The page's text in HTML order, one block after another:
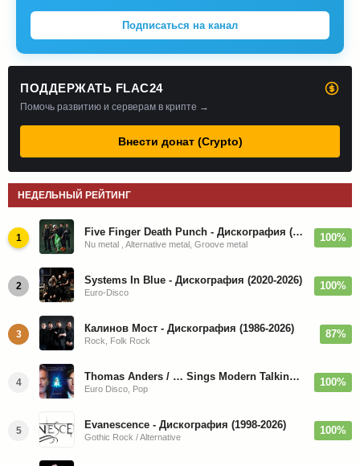
Подписаться на канал
ПОДДЕРЖАТЬ FLAC24
Помочь развитию и серверам в крипте →
Внести донат (Crypto)
НЕДЕЛЬНЫЙ РЕЙТИНГ
1 Five Finger Death Punch - Дискография (2008-2026)
Nu metal , Alternative metal, Groove metal
100%
2 Systems In Blue - Дискография (2020-2026)
Euro-Disco
100%
3 Калинов Мост - Дискография (1986-2026)
Rock, Folk Rock
87%
4 Thomas Anders / … Sings Modern Talking: The Best hi-res
Euro Disco, Pop
100%
5 Evanescence - Дискография (1998-2026)
Gothic Rock / Alternative
100%